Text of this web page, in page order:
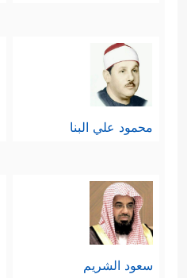
محمود علي البنا
سعود الشريم